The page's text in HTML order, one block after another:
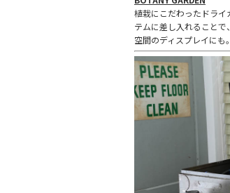
植栽にこだわったドライ
テムに差し入れること
空間のディスプレイにも。